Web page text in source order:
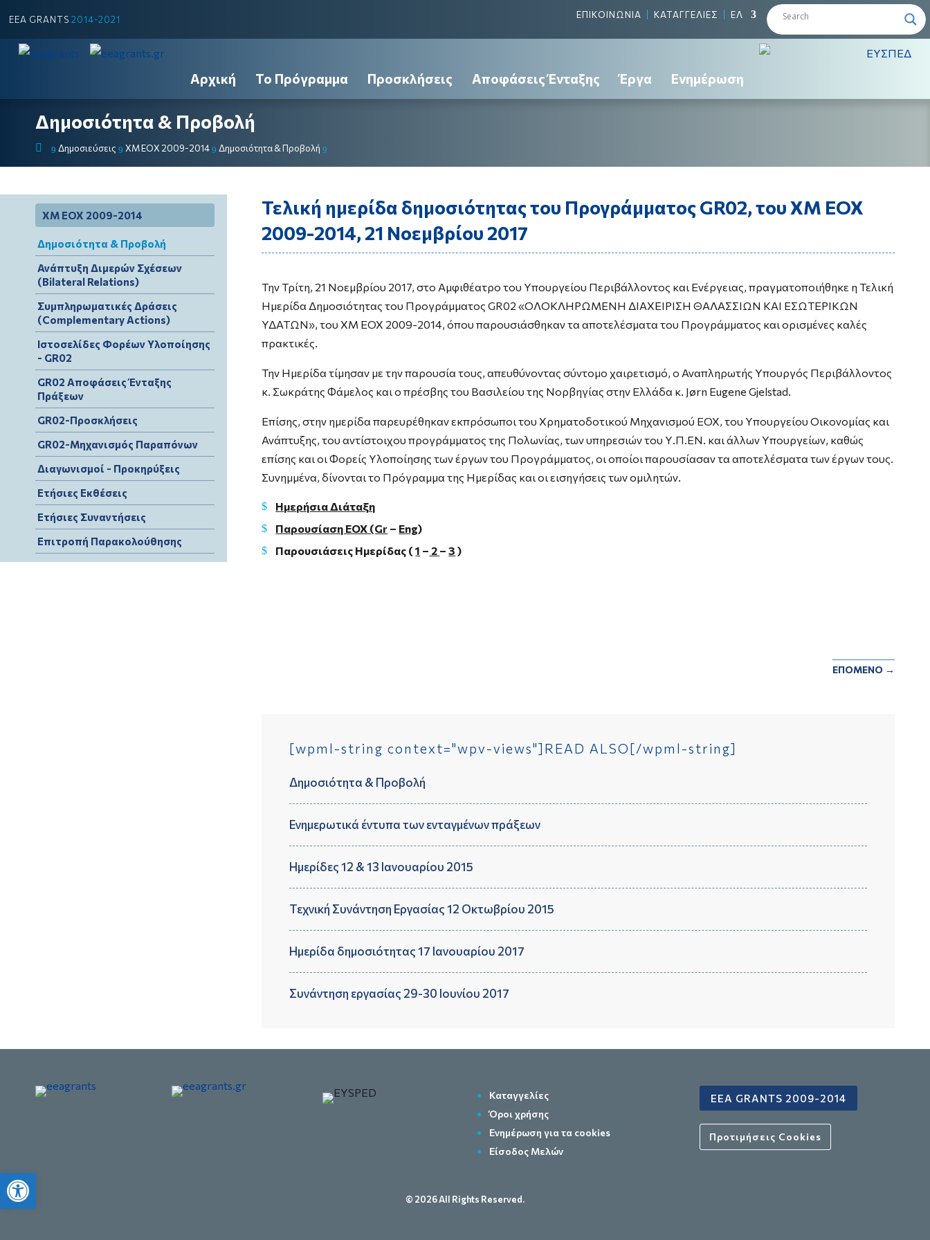
EEA GRANTS2014-2021 ΕΠΙΚΟΙΝΩΝΙΑ ΚΑΤΑΓΓΕΛΙΕΣ ΕΛ
Αρχική Το Πρόγραμμα Προσκλήσεις Αποφάσεις Ένταξης Έργα Ενημέρωση
Δημοσιότητα & Προβολή
9 Δημοσιεύσεις 9 ΧΜ ΕΟΧ 2009-2014 9 Δημοσιότητα & Προβολή 9
ΧΜ ΕΟΧ 2009-2014
Δημοσιότητα & Προβολή
Ανάπτυξη Διμερών Σχέσεων
(Bilateral Relations)
Συμπληρωματικές Δράσεις
(Complementary Actions)
Ιστοσελίδες Φορέων Υλοποίησης
- GR02
GR02 Αποφάσεις Ένταξης
Πράξεων
GR02-Προσκλήσεις
GR02-Μηχανισμός Παραπόνων
Διαγωνισμοί - Προκηρύξεις
Ετήσιες Εκθέσεις
Ετήσιες Συναντήσεις
Επιτροπή Παρακολούθησης
Τελική ημερίδα δημοσιότητας του Προγράμματος GR02, του ΧΜ ΕΟΧ
2009-2014, 21 Νοεμβρίου 2017
Την Τρίτη, 21 Νοεμβρίου 2017, στο Αμφιθέατρο του Υπουργείου Περιβάλλοντος και Ενέργειας, πραγματοποιήθηκε η Τελική
Ημερίδα Δημοσιότητας του Προγράμματος GR02 «ΟΛΟΚΛΗΡΩΜΕΝΗ ΔΙΑΧΕΙΡΙΣΗ ΘΑΛΑΣΣΙΩΝ ΚΑΙ ΕΣΩΤΕΡΙΚΩΝ
ΥΔΑΤΩΝ», του ΧΜ ΕΟΧ 2009-2014, όπου παρουσιάσθηκαν τα αποτελέσματα του Προγράμματος και ορισμένες καλές
πρακτικές.
Την Ημερίδα τίμησαν με την παρουσία τους, απευθύνοντας σύντομο χαιρετισμό, ο Αναπληρωτής Υπουργός Περιβάλλοντος
κ. Σωκράτης Φάμελος και ο πρέσβης του Βασιλείου της Νορβηγίας στην Ελλάδα κ. Jørn Eugene Gjelstad.
Επίσης, στην ημερίδα παρευρέθηκαν εκπρόσωποι του Χρηματοδοτικού Μηχανισμού ΕΟΧ, του Υπουργείου Οικονομίας και
Ανάπτυξης, του αντίστοιχου προγράμματος της Πολωνίας, των υπηρεσιών του Υ.Π.ΕΝ. και άλλων Υπουργείων, καθώς
επίσης και οι Φορείς Υλοποίησης των έργων του Προγράμματος, οι οποίοι παρουσίασαν τα αποτελέσματα των έργων τους.
Συνημμένα, δίνονται το Πρόγραμμα της Ημερίδας και οι εισηγήσεις των ομιλητών.
Ημερήσια Διάταξη
Παρουσίαση ΕΟΧ (Gr – Eng)
Παρουσιάσεις Ημερίδας (1 – 2 –3 )
ΕΠΟΜΕΝΟ →
[wpml-string context="wpv-views"]READ ALSO[/wpml-string]
Δημοσιότητα & Προβολή
Ενημερωτικά έντυπα των ενταγμένων πράξεων
Ημερίδες 12 & 13 Ιανουαρίου 2015
Τεχνική Συνάντηση Εργασίας 12 Οκτωβρίου 2015
Ημερίδα δημοσιότητας 17 Ιανουαρίου 2017
Συνάντηση εργασίας 29-30 Ιουνίου 2017
Καταγγελίες
Όροι χρήσης
Ενημέρωση για τα cookies
Είσοδος Μελών
EEA GRANTS 2009-2014
Προτιμήσεις Cookies
© 2026 All Rights Reserved.
Ανοίξτε τη γραμμή εργαλείων